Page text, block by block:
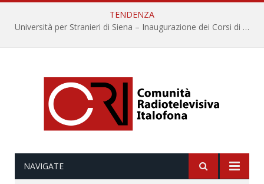
TENDENZA
Università per Stranieri di Siena – Inaugurazione dei Corsi di Lingua e Cultura Italiana, 109a annata
NAVIGATE